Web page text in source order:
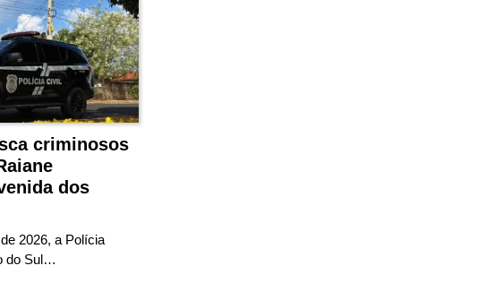
criminosos
dos
2026, a Polícia
do Sul…